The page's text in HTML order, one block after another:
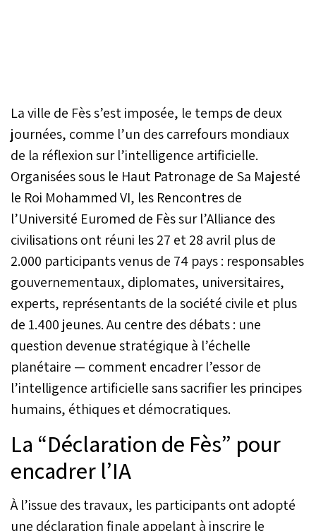
La ville de Fès s’est imposée, le temps de deux
journées, comme l’un des carrefours mondiaux
de la réflexion sur l’intelligence artificielle.
Organisées sous le Haut Patronage de Sa Majesté
le Roi Mohammed VI, les Rencontres de
l’Université Euromed de Fès sur l’Alliance des
civilisations ont réuni les 27 et 28 avril plus de
2.000 participants venus de 74 pays : responsables
gouvernementaux, diplomates, universitaires,
experts, représentants de la société civile et plus
de 1.400 jeunes. Au centre des débats : une
question devenue stratégique à l’échelle
planétaire — comment encadrer l’essor de
l’intelligence artificielle sans sacrifier les principes
humains, éthiques et démocratiques.
La “Déclaration de Fès” pour
encadrer l’IA
À l’issue des travaux, les participants ont adopté
une déclaration finale appelant à inscrire le